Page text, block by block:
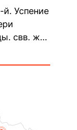
Успение
свв. жен